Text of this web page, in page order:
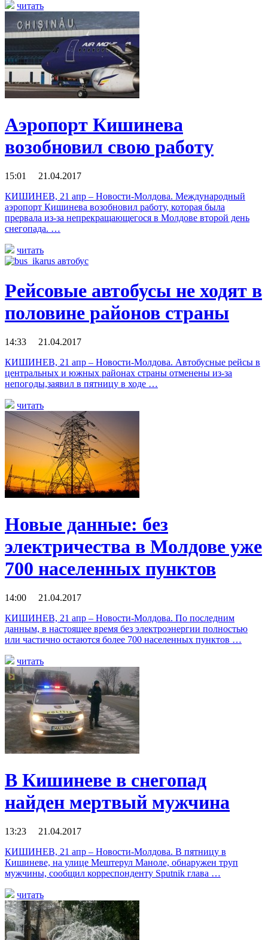
читать
Аэропорт Кишинева
возобновил свою работу
15:01 21.04.2017
КИШИНЕВ, 21 апр – Новости-Молдова. Международный
аэропорт Кишинева возобновил работу, которая была
прервала из-за непрекращающегося в Молдове второй день
снегопада. …
читать
Рейсовые автобусы не ходят в
половине районов страны
14:33 21.04.2017
КИШИНЕВ, 21 апр – Новости-Молдова. Автобусные рейсы в
центральных и южных районах страны отменены из-за
непогоды,заявил в пятницу в ходе …
читать
Новые данные: без
электричества в Молдове уже
700 населенных пунктов
14:00 21.04.2017
КИШИНЕВ, 21 апр – Новости-Молдова. По последним
данным, в настоящее время без электроэнергии полностью
или частично остаются более 700 населенных пунктов …
читать
В Кишиневе в снегопад
найден мертвый мужчина
13:23 21.04.2017
КИШИНЕВ, 21 апр – Новости-Молдова. В пятницу в
Кишиневе, на улице Мештерул Маноле, обнаружен труп
мужчины, сообщил корреспонденту Sputnik глава …
читать